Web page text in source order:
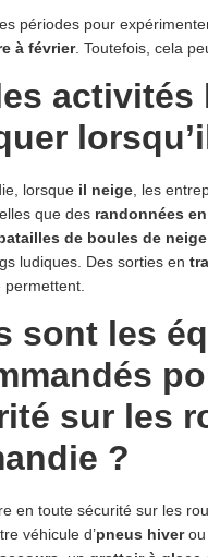
périodes pour
à février. Toutefois, cela
activités
lorsque il neige , les
que des randonnées
de boules de neige
ludiques. Des sorties en
sont les
sur les
?
en toute sécurité sur les
véhicule d’pneus hiverou